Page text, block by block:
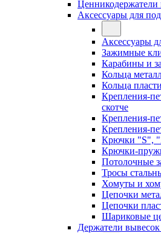
Ценникодержатели
Аксессуары для
Аксессуары
Зажимные
Карабины и
Кольца
Кольца
Крепления-
скотче
Крепления-
Крепления-
Крючки "S",
Крючки-
Потолочные
Тросы
Хомуты и
Цепочки
Цепочки
Шариковые
Держатели вывесок